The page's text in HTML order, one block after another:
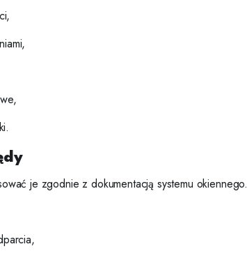
je zgodnie z dokumentacją systemu okiennego.